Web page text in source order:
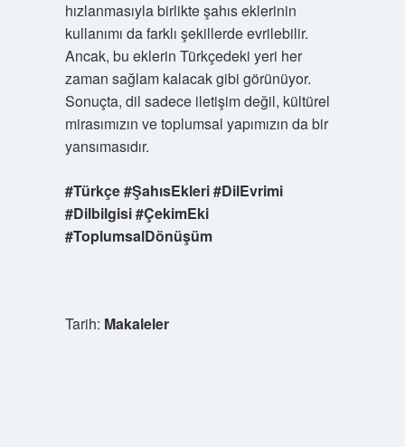
hızlanmasıyla birlikte şahıs eklerinin
kullanımı da farklı şekillerde evrilebilir.
Ancak, bu eklerin Türkçedeki yeri her
zaman sağlam kalacak gibi görünüyor.
Sonuçta, dil sadece iletişim değil, kültürel
mirasımızın ve toplumsal yapımızın da bir
yansımasıdır.
#Türkçe #ŞahısEkleri #DilEvrimi
#Dilbilgisi #ÇekimEki
#ToplumsalDönüşüm
Tarih: Makaleler